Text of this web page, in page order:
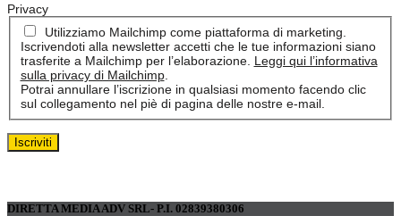
Privacy
Utilizziamo Mailchimp come piattaforma di marketing.
Iscrivendoti alla newsletter accetti che le tue informazioni siano
trasferite a Mailchimp per l’elaborazione. Leggi qui l’informativa
sulla privacy di Mailchimp.
Potrai annullare l’iscrizione in qualsiasi momento facendo clic
sul collegamento nel piè di pagina delle nostre e-mail.
DIRETTA MEDIA ADV SRL- P.I. 02839380306